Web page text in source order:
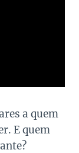
a quem
E quem